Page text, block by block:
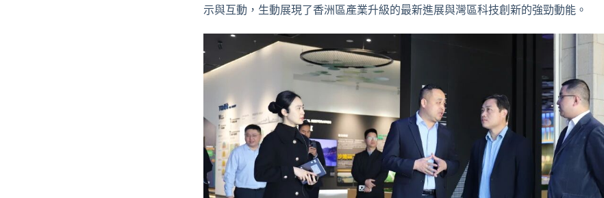
示與互動，生動展現了香洲區產業升級的最新進展與灣區科技創新的強勁動能。